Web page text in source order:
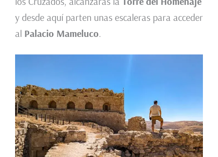
y desde aquí parten unas escaleras para acceder
al Palacio Mameluco.